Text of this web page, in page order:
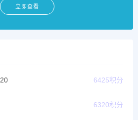
立即查看
6425积分
6320积分